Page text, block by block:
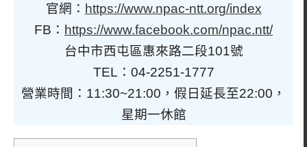
官網： https://www.npac-ntt.org/index
FB： https://www.facebook.com/npac.ntt/
台中市西屯區惠來路二段101號
TEL：04-2251-1777
營業時間：11:30~21:00，假日延長至22:00，
星期一休館